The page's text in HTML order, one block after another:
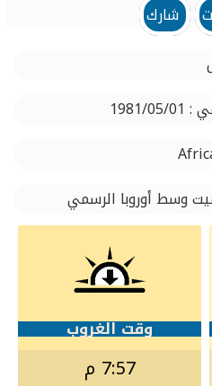
شارك
01
وسط أوروبا الرسمي
وقت الغروب
7:57 م